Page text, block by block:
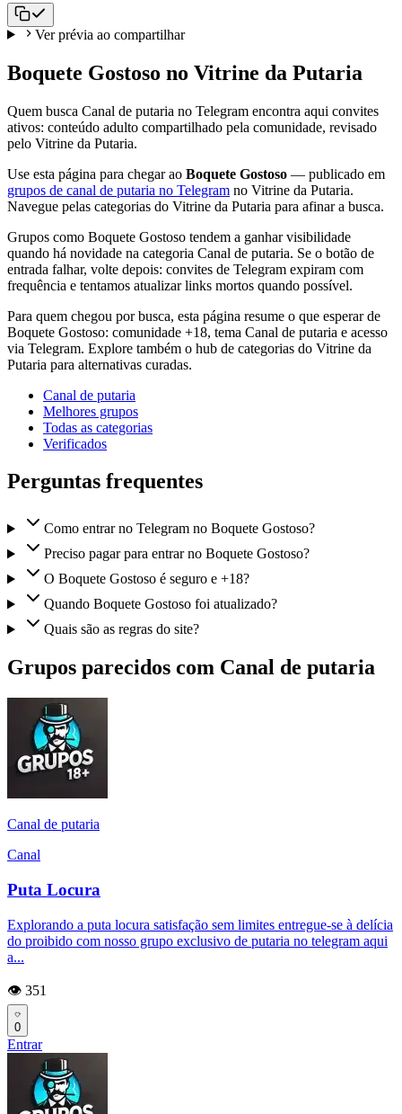
Ver prévia ao compartilhar
Boquete Gostoso no Vitrine da Putaria
Quem busca Canal de putaria no Telegram encontra aqui convites
ativos: conteúdo adulto compartilhado pela comunidade, revisado
pelo Vitrine da Putaria.
Use esta página para chegar ao Boquete Gostoso — publicado em
grupos de canal de putaria no Telegram no Vitrine da Putaria.
Navegue pelas categorias do Vitrine da Putaria para afinar a busca.
Grupos como Boquete Gostoso tendem a ganhar visibilidade
quando há novidade na categoria Canal de putaria. Se o botão de
entrada falhar, volte depois: convites de Telegram expiram com
frequência e tentamos atualizar links mortos quando possível.
Para quem chegou por busca, esta página resume o que esperar de
Boquete Gostoso: comunidade +18, tema Canal de putaria e acesso
via Telegram. Explore também o hub de categorias do Vitrine da
Putaria para alternativas curadas.
Canal de putaria
Melhores grupos
Todas as categorias
Verificados
Perguntas frequentes
Como entrar no Telegram no Boquete Gostoso?
Preciso pagar para entrar no Boquete Gostoso?
O Boquete Gostoso é seguro e +18?
Quando Boquete Gostoso foi atualizado?
Quais são as regras do site?
Grupos parecidos com Canal de putaria
Canal de putaria
Canal
Puta Locura
Explorando a puta locura satisfação sem limites entregue-se à delícia
do proibido com nosso grupo exclusivo de putaria no telegram aqui
a...
👁️ 351
0
Entrar